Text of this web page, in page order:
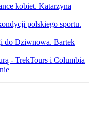
kobiet. Katarzyna
polskiego sportu.
do Dziwnowa. Bartek
- TrekTours i Columbia